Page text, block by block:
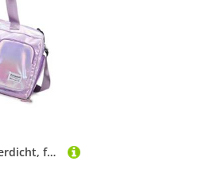
Fitness-Tasche, wasserdicht, für Reisen, Trocken- und Nass-Trenngepäck, großes Fassungsvermögen, Training, Wochenender, Fitness, Fitnessstudio, Sport für den täglichen Gebrauch, violett, Einheitsgröße